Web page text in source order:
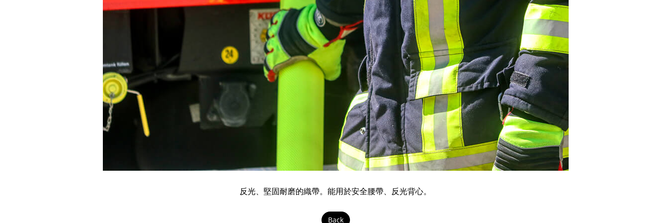
反光、堅固耐磨的織帶。能用於安全腰帶、反光背心。
Back